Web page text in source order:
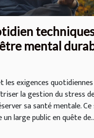
mental
exigences
la gestion du stress
sa santé mentale.
large public en quête